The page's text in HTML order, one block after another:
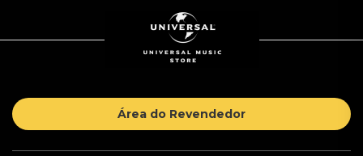
Área do Revendedor